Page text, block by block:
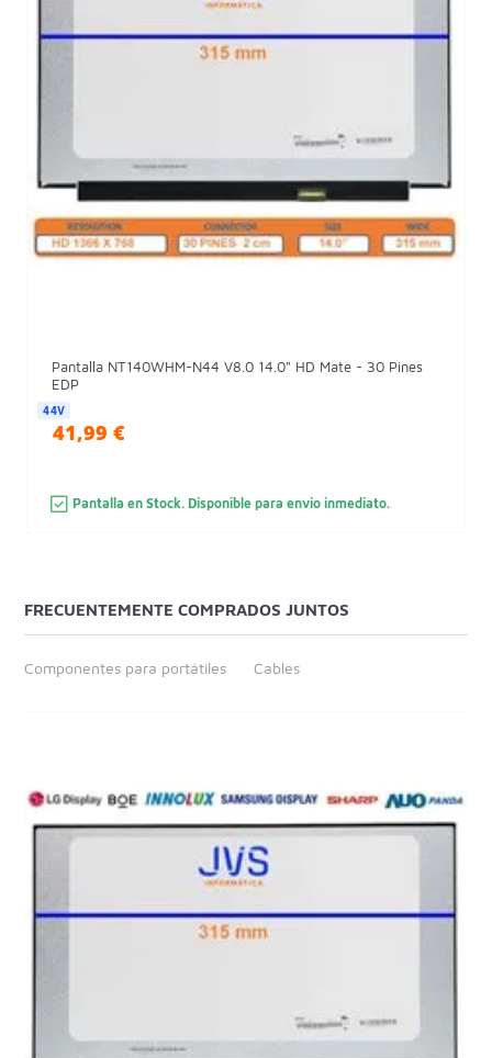
Pantalla NT140WHM-N44 V8.0 14.0" HD Mate - 30 Pines
EDP
44V
41,99 €
Pantalla en Stock. Disponible para envio inmediato.
FRECUENTEMENTE COMPRADOS JUNTOS
Componentes para portátiles Cables